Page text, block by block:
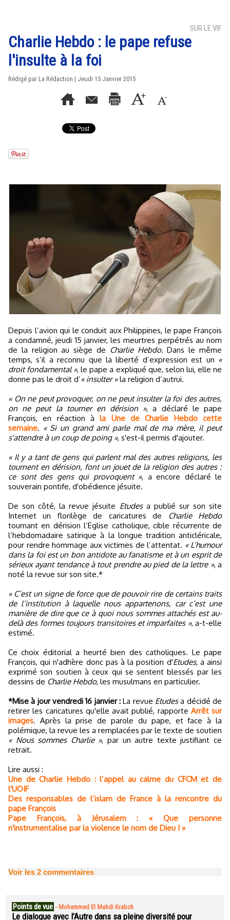
SUR LE VIF
Charlie Hebdo : le pape refuse
l'insulte à la foi
Rédigé par La Rédaction | Jeudi 15 Janvier 2015
Depuis l’avion qui le conduit aux Philippines, le pape François
a condamné, jeudi 15 janvier, les meurtres perpétrés au nom
de la religion au siège de Charlie Hebdo. Dans le même
temps, s’il a reconnu que la liberté d’expression est un «
droit fondamental », le pape a expliqué que, selon lui, elle ne
donne pas le droit d’« insulter »la religion d’autrui.
« On ne peut provoquer, on ne peut insulter la foi des autres,
on ne peut la tourner en dérision », a déclaré le pape
François, en réaction àla Une de Charlie Hebdo cette
semaine. « Si un grand ami parle mal de ma mère, il peut
s'attendre à un coup de poing », s'est-il permis d'ajouter.
« Il y a tant de gens qui parlent mal des autres religions, les
tournent en dérision, font un jouet de la religion des autres :
ce sont des gens qui provoquent », a encore déclaré le
souverain pontife, d'obédience jésuite.
De son côté, la revue jésuite Etudesa publié sur son site
Internet un florilège de caricatures de
Charlie Hebdo
tournant en dérision l’Eglise catholique, cible récurrente de
l’hebdomadaire satirique à la longue tradition anticléricale,
pour rendre hommage aux victimes de l’attentat. « L’humour
dans la foi est un bon antidote au fanatisme et à un esprit de
sérieux ayant tendance à tout prendre au pied de la lettre », a
noté la revue sur son site.*
« C’est un signe de force que de pouvoir rire de certains traits
de l’institution à laquelle nous appartenons, car c’est une
manière de dire que ce à quoi nous sommes attachés est au-
delà des formes toujours transitoires et imparfaites », a-t-elle
estimé.
Ce choix éditorial a heurté bien des catholiques. Le pape
François, qui n'adhère donc pas à la position d'Etudes, a ainsi
exprimé son soutien à ceux qui se sentent blessés par les
dessins de Charlie Hebdo, les musulmans en particulier.
*Mise à jour vendredi 16 janvier : La revue Etudesa décidé de
retirer les caricatures qu'elle avait publié, rapporte Arrêt sur
images. Après la prise de parole du pape, et face à la
polémique, la revue les a remplacées par le texte de soutien
« Nous sommes Charlie », par un autre texte justifiant ce
retrait.
Lire aussi :
Une de Charlie Hebdo : l’appel au calme du CFCM et de
l'UOIF
Des responsables de l’islam de France à la rencontre du
pape François
Pape François, à Jérusalem : « Que personne
n'instrumentalise par la violence le nom de Dieu ! »
Voir les 2 commentaires
Points de vue - Mohammed El Mahdi Krabch
Le dialogue avec l’Autre dans sa pleine diversité pour